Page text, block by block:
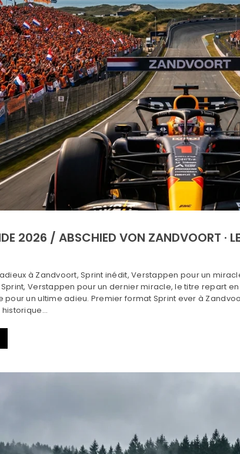
2026 / ABSCHIED VON ZANDVOORT ·
à Zandvoort, Sprint inédit, Verstappen pour un
Verstappen pour un dernier miracle, le titre repart
pour un ultime adieu. Premier format Sprint ever à